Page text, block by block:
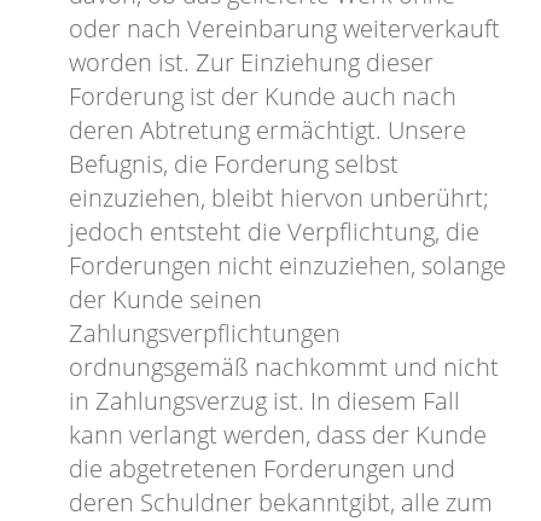
oder nach Vereinbarung weiterverkauft
worden ist. Zur Einziehung dieser
Forderung ist der Kunde auch nach
deren Abtretung ermächtigt. Unsere
Befugnis, die Forderung selbst
einzuziehen, bleibt hiervon unberührt;
jedoch entsteht die Verpflichtung, die
Forderungen nicht einzuziehen, solange
der Kunde seinen
Zahlungsverpflichtungen
ordnungsgemäß nachkommt und nicht
in Zahlungsverzug ist. In diesem Fall
kann verlangt werden, dass der Kunde
die abgetretenen Forderungen und
deren Schuldner bekanntgibt, alle zum